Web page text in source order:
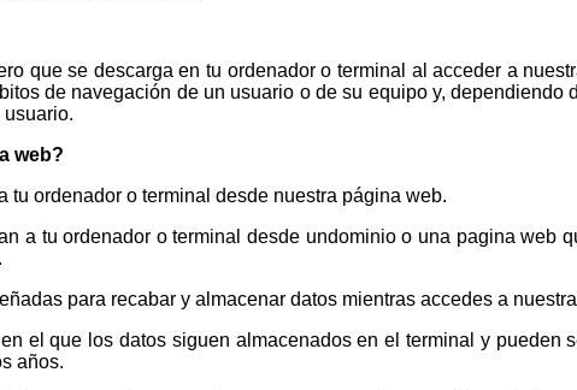
que se descarga en tu ordenador o terminal al acceder a
de navegación de un usuario o de su equipo y,
web?
ordenador o terminal desde nuestra página web.
a tu ordenador o terminal desde undominio o una pagina web
para recabar y almacenar datos mientras accedes a
el que los datos siguen almacenados en el terminal y pueden
años.